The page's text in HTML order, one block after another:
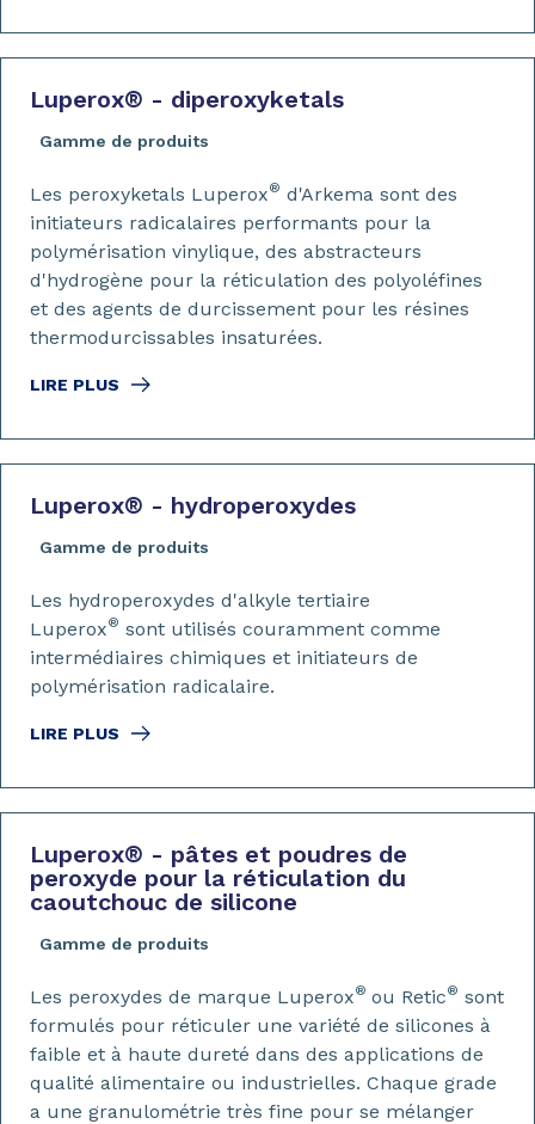
Luperox® - diperoxyketals
Gamme de produits
LIRE PLUS
Les peroxyketals Luperox® d'Arkema sont des
initiateurs radicalaires performants pour la
polymérisation vinylique, des abstracteurs
d'hydrogène pour la réticulation des polyoléfines
et des agents de durcissement pour les résines
thermodurcissables insaturées.
Luperox® - hydroperoxydes
Gamme de produits
LIRE PLUS
Les hydroperoxydes d'alkyle tertiaire
Luperox® sont utilisés couramment comme
intermédiaires chimiques et initiateurs de
polymérisation radicalaire.
Luperox® - pâtes et poudres de
peroxyde pour la réticulation du
caoutchouc de silicone
Gamme de produits
Les peroxydes de marque Luperox® ou Retic® sont
formulés pour réticuler une variété de silicones à
faible et à haute dureté dans des applications de
qualité alimentaire ou industrielles. Chaque grade
a une granulométrie très fine pour se mélanger